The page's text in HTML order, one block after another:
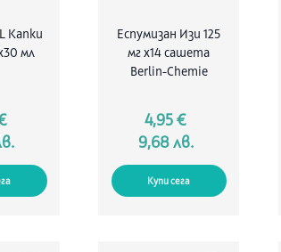
Капки
мл
Еспумизан Изи 125
мг х14 сашета
Berlin-Chemie
4,95 €
9,68 лв.
Купи сега